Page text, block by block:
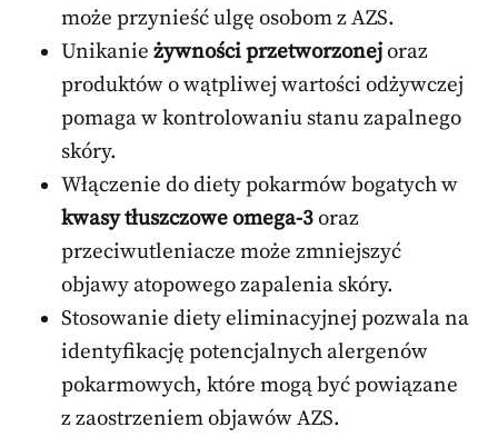
może przynieść ulgę osobom z AZS.
Unikanie żywności przetworzonejoraz
produktów o wątpliwej wartości odżywczej
pomaga w kontrolowaniu stanu zapalnego
skóry.
Włączenie do diety pokarmów bogatych w
kwasy tłuszczowe omega-3oraz
przeciwutleniacze może zmniejszyć
objawy atopowego zapalenia skóry.
Stosowanie diety eliminacyjnej pozwala na
identyfikację potencjalnych alergenów
pokarmowych, które mogą być powiązane
z zaostrzeniem objawów AZS.